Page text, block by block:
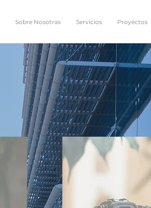
Sobre Nosotras Servicios Proyectos